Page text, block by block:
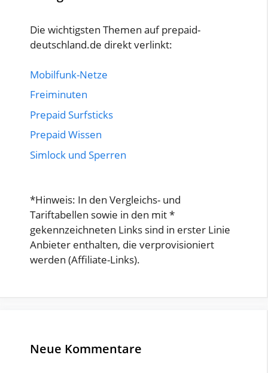
Die wichtigsten Themen auf prepaid-
deutschland.de direkt verlinkt:
Mobilfunk-Netze
Freiminuten
Prepaid Surfsticks
Prepaid Wissen
Simlock und Sperren
*Hinweis: In den Vergleichs- und
Tariftabellen sowie in den mit *
gekennzeichneten Links sind in erster Linie
Anbieter enthalten, die verprovisioniert
werden (Affiliate-Links).
Neue Kommentare